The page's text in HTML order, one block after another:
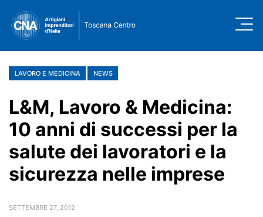
LAVORO E MEDICINA NEWS
L&M, Lavoro & Medicina:
10 anni di successi per la
salute dei lavoratori e la
sicurezza nelle imprese
SETTEMBRE 27, 2012